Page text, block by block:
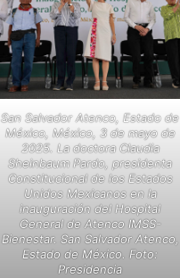
San Salvador Atenco, Estado de
México, México, 3 de mayo de
2025. La doctora Claudia
Sheinbaum Pardo, presidenta
Constitucional de los Estados
Unidos Mexicanos en la
inauguración del Hospital
General de Atenco IMSS-
Bienestar. San Salvador Atenco,
Estado de México. Foto:
Presidencia